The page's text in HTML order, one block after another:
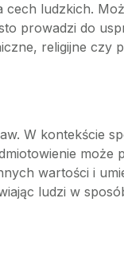
ludzkich.
prowadzi do
religijne czy
W kontekście
może
wartości i
ludzi w